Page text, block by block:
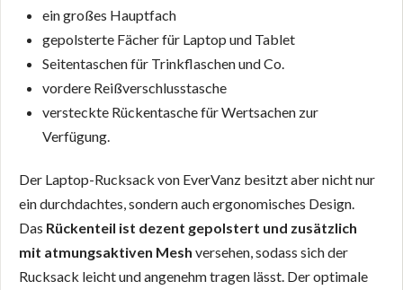
ein großes Hauptfach
gepolsterte Fächer für Laptop und Tablet
Seitentaschen für Trinkflaschen und Co.
vordere Reißverschlusstasche
versteckte Rückentasche für Wertsachen zur
Verfügung.
Der Laptop-Rucksack von EverVanz besitzt aber nicht nur
ein durchdachtes, sondern auch ergonomisches Design.
Das Rückenteil ist dezent gepolstert und zusätzlich
mit atmungsaktiven Mesh versehen, sodass sich der
Rucksack leicht und angenehm tragen lässt. Der optimale